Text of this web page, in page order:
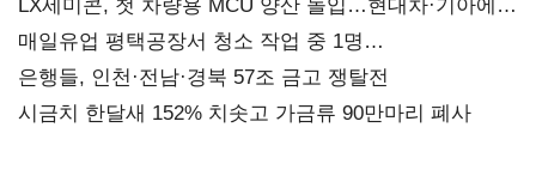
LX세미콘, 첫 차량용 MCU 양산 돌입…현대차·기아에
공급
매일유업 평택공장서 청소 작업 중 1명
사망…"안전관리체계 재점검"
은행들, 인천·전남·경북 57조 금고 쟁탈전
시금치 한달새 152% 치솟고 가금류 90만마리 폐사